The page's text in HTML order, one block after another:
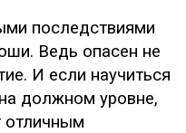
последствиями
Ведь опасен не
И если научиться
должном уровне,
отличным